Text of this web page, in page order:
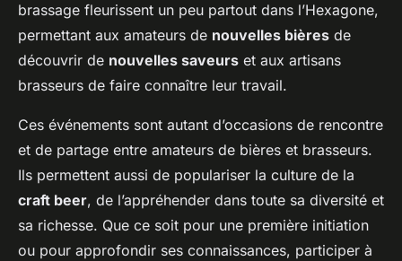
brassage fleurissent un peu partout dans l’Hexagone,
permettant aux amateurs de nouvelles bières de
découvrir de nouvelles saveurs et aux artisans
brasseurs de faire connaître leur travail.
Ces événements sont autant d’occasions de rencontre
et de partage entre amateurs de bières et brasseurs.
Ils permettent aussi de populariser la culture de la
craft beer, de l’appréhender dans toute sa diversité et
sa richesse. Que ce soit pour une première initiation
ou pour approfondir ses connaissances, participer à